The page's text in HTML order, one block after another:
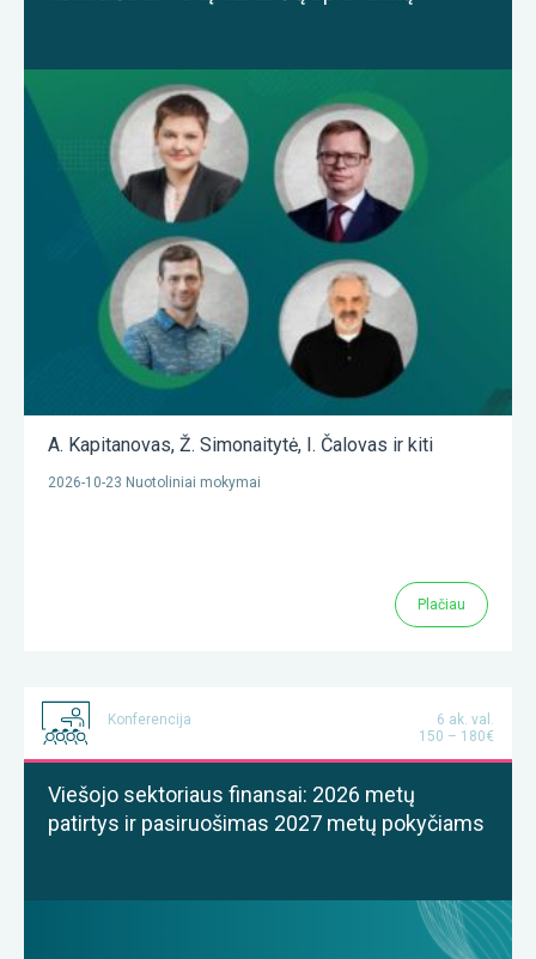
A. Kapitanovas, Ž. Simonaitytė, I. Čalovas ir kiti
2026-10-23 Nuotoliniai mokymai
Plačiau
Konferencija
6 ak. val.
150 – 180€
Viešojo sektoriaus finansai: 2026 metų
patirtys ir pasiruošimas 2027 metų pokyčiams